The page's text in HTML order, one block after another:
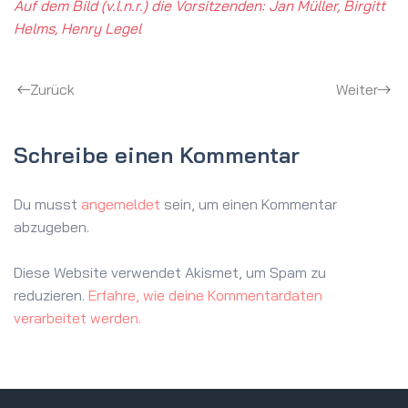
Auf dem Bild (v.l.n.r.) die Vorsitzenden: Jan Müller, Birgitt
Helms, Henry Legel
Zurück Weiter
Schreibe einen Kommentar
Du musst angemeldet sein, um einen Kommentar
abzugeben.
Diese Website verwendet Akismet, um Spam zu
reduzieren. Erfahre, wie deine Kommentardaten
verarbeitet werden.